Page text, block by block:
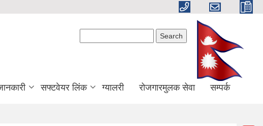
सफ्टवेयर लिंक ग्यालरी रोजगारमुलक सेवा सम्पर्क